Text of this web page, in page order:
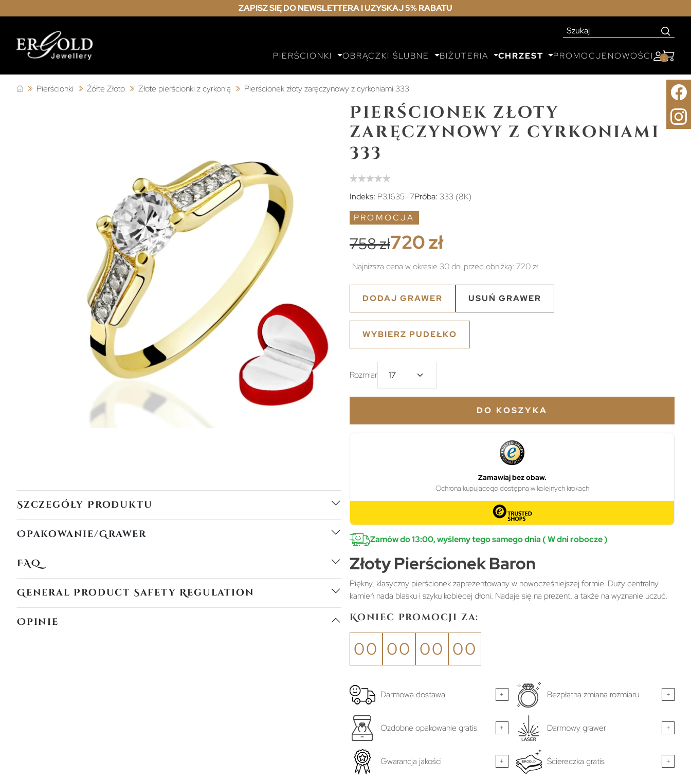
ZAPISZ SIĘ DO NEWSLETTERA I UZYSKAJ 5% RABATU
PIERŚCIONKI OBRĄCZKI ŚLUBNE BIŻUTERIA CHRZEST PROMOCJENOWOŚCI 0
Pierścionki Żółte Złoto Złote pierścionki z cyrkonią Pierścionek złoty zaręczynowy z cyrkoniami 333
Szczegóły Produktu
Opakowanie/Grawer
FAQ
General Product Safety Regulation
Opinie
Pierścionek złoty
zaręczynowy z cyrkoniami
333
Indeks: P3.1635-17Próba: 333 (8K)
PROMOCJA
758 zł720 zł
Najniższa cena w okresie 30 dni przed obniżką: 720 zł
DODAJ GRAWER USUŃ GRAWER
WYBIERZ PUDEŁKO
Rozmiar
DO KOSZYKA
Zamów do 13:00, wyślemy tego samego dnia ( W dni robocze )
Złoty Pierścionek Baron
Piękny, klasyczny pierścionek zaprezentowany w nowocześniejszej formie. Duży centralny
kamień nada blasku i szyku kobiecej dłoni. Nadaje się na prezent, a także na wyznanie uczuć.
Koniec promocji za:
00 00 00 00
Darmowa dostawa + Bezpłatna zmiana rozmiaru +
Ozdobne opakowanie gratis + Darmowy grawer +
Gwarancja jakości + Ściereczka gratis +